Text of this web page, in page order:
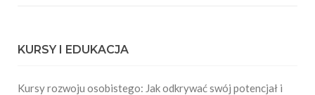
KURSY I EDUKACJA
Kursy rozwoju osobistego: Jak odkrywać swój potencjał i